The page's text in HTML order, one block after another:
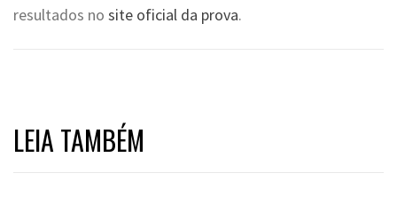
resultados no site oficial da prova.
LEIA TAMBÉM